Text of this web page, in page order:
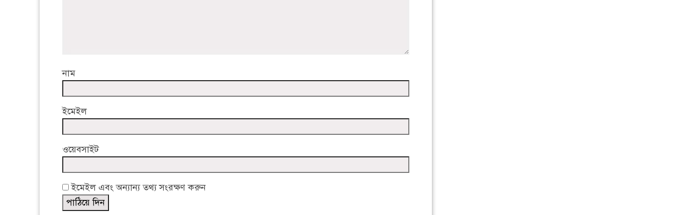
নাম
ইমেইল
ওয়েবসাইট
ইমেইল এবং অন্যান্য তথ্য সংরক্ষণ করুন